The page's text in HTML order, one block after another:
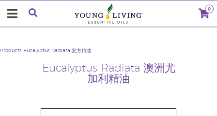
0
Eucalyptus Radiata 澳洲尤
加利精油
Products Eucalyptus Radiata 复方精油